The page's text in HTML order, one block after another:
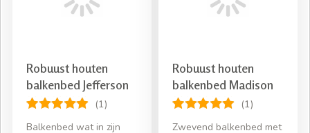
Robuust houten
balkenbed Jefferson
(1)
Balkenbed wat in zijn
Robuust houten
balkenbed Madison
(1)
Zwevend balkenbed met